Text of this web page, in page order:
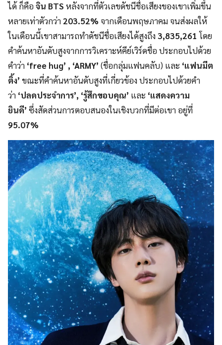
ได้ ก็คือจิน BTS หลังจากที่ตัวเลขดัชนีชื่อเสียงของเขาเพิ่มขึ้น
หลายเท่าตัวกว่า 203.52% จากเดือนพฤษภาคม จนส่งผลให้
ในเดือนนี้เขาสามารถทำดัชนีชื่อเสียงได้สูงถึง3,835,261 โดย
คำค้นหาอันดับสูงจากการวิเคราะห์คีย์เวิร์ดชื่อ ประกอบไปด้วย
คำว่า ‘free hug’ , ‘ARMY’ (ชื่อกลุ่มแฟนคลับ) และ ‘แฟนมีต
ติ้ง’ ขณะที่คำค้นหาอันดับสูงที่เกี่ยวข้อง ประกอบไปด้วยคำ
ว่า ‘ปลดประจำการ’, ‘รู้สึกขอบคุณ’ และ ‘แสดงความ
ยินดี’ ซึ่งสัดส่วนการตอบสนองในเชิงบวกที่มีต่อเขา อยู่ที่
95.07%